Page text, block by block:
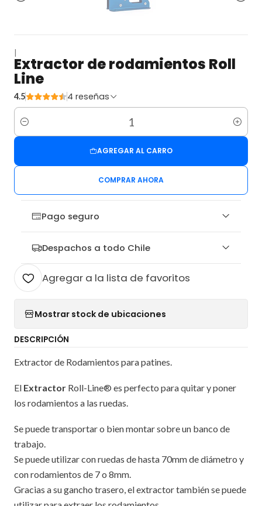
Extractor de rodamientos Roll
Line
4.5 4 reseñas
Cantidad
AGREGAR AL CARRO
COMPRAR AHORA
Pago seguro
Despachos a todo Chile
Agregar a la lista de favoritos
Mostrar stock de ubicaciones
DESCRIPCIÓN
Extractor de Rodamientos para patines.
El Extractor Roll-Line® es perfecto para quitar y poner
los rodamientos a las ruedas.
Se puede transportar o bien montar sobre un banco de
trabajo.
Se puede utilizar con ruedas de hasta 70mm de diámetro y
con rodamientos de 7 o 8mm.
Gracias a su gancho trasero, el extractor también se puede